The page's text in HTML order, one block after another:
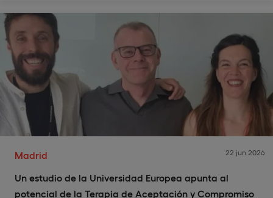
Madrid
Un estudio de la Universidad Europea apunta al
potencial de la Terapia de Aceptación y Compromiso
22 jun 2026